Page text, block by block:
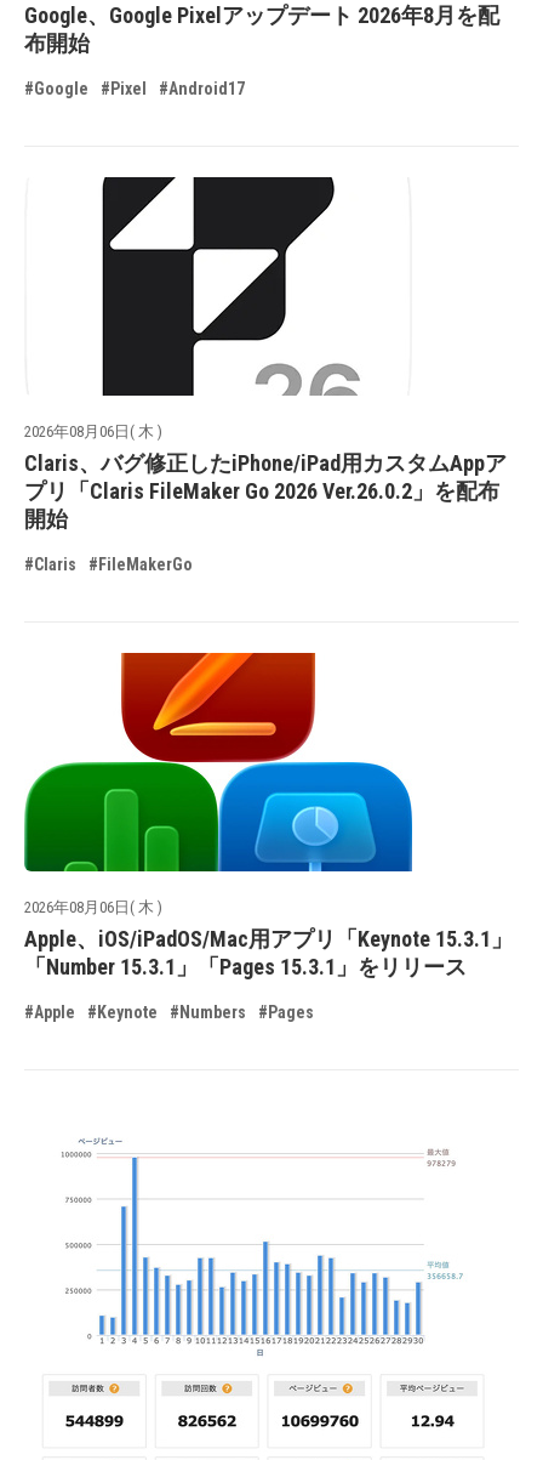
Google、Google Pixelアップデート 2026年8月を配
布開始
#Google #Pixel #Android17
2026年08月06日( 木 )
Claris、バグ修正したiPhone/iPad用カスタムAppア
プリ「Claris FileMaker Go 2026 Ver.26.0.2」を配布
開始
#Claris #FileMakerGo
2026年08月06日( 木 )
Apple、iOS/iPadOS/Mac用アプリ「Keynote 15.3.1」
「Number 15.3.1」「Pages 15.3.1」をリリース
#Apple #Keynote #Numbers #Pages